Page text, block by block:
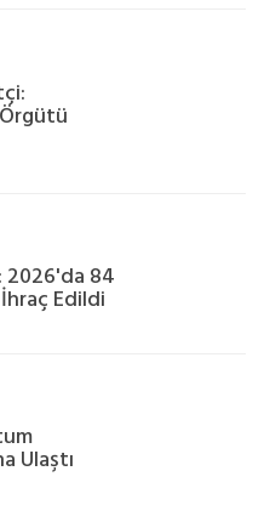
2026'da 84
Edildi
Ulaştı